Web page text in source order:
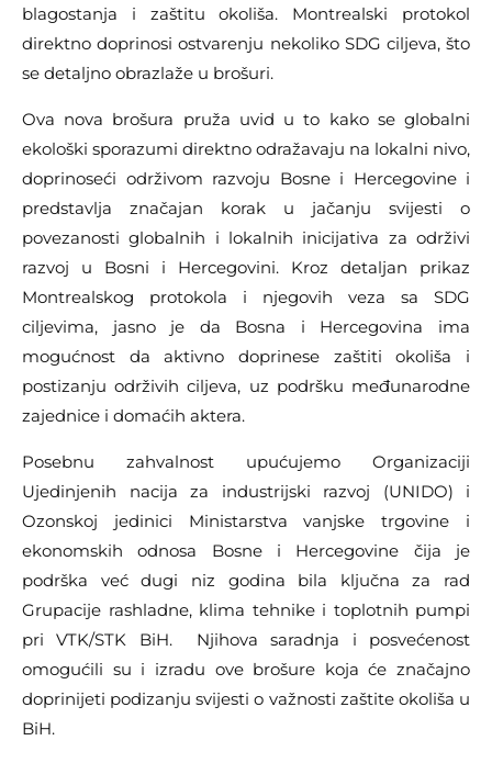
blagostanja i zaštitu okoliša. Montrealski protokol
direktno doprinosi ostvarenju nekoliko SDG ciljeva, što
se detaljno obrazlaže u brošuri.
Ova nova brošura pruža uvid u to kako se globalni
ekološki sporazumi direktno odražavaju na lokalni nivo,
doprinoseći održivom razvoju Bosne i Hercegovine i
predstavlja značajan korak u jačanju svijesti o
povezanosti globalnih i lokalnih inicijativa za održivi
razvoj u Bosni i Hercegovini. Kroz detaljan prikaz
Montrealskog protokola i njegovih veza sa SDG
ciljevima, jasno je da Bosna i Hercegovina ima
mogućnost da aktivno doprinese zaštiti okoliša i
postizanju održivih ciljeva, uz podršku međunarodne
zajednice i domaćih aktera.
Posebnu zahvalnost upućujemo Organizaciji
Ujedinjenih nacija za industrijski razvoj (UNIDO) i
Ozonskoj jedinici Ministarstva vanjske trgovine i
ekonomskih odnosa Bosne i Hercegovine čija je
podrška već dugi niz godina bila ključna za rad
Grupacije rashladne, klima tehnike i toplotnih pumpi
pri VTK/STK BiH. Njihova saradnja i posvećenost
omogućili su i izradu ove brošure koja će značajno
doprinijeti podizanju svijesti o važnosti zaštite okoliša u
BiH.